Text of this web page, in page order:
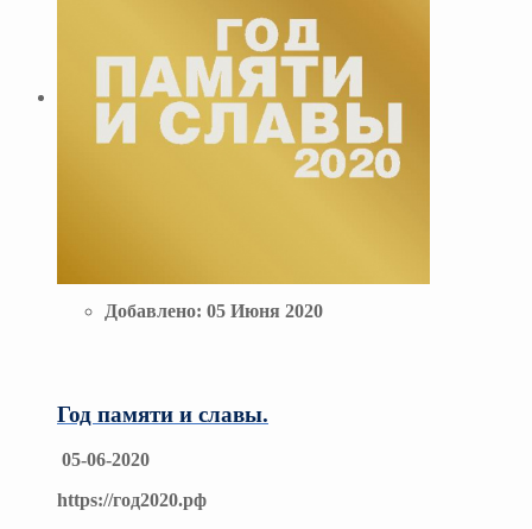
Добавлено: 05 Июня 2020
Год памяти и славы.
05-06-2020
https://год2020.рф